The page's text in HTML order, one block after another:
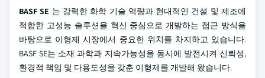
BASF SE 는 강력한 화학 기술 역량과 현대적인 건설 및 제조에
적합한 고성능 솔루션을 혁신 중심으로 개발하는 접근 방식을
바탕으로 이형제 시장에서 중요한 위치를 차지하고 있습니다.
BASF SE는 소재 과학과 지속가능성을 동시에 발전시켜 신뢰성,
환경적 책임 및 다용도성을 갖춘 이형제를 개발해 왔습니다.